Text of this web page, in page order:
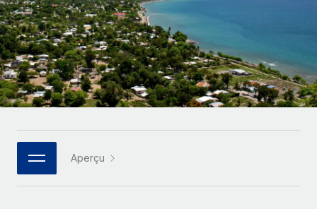
INFRASTRUCTURE
Intégration Remote
Intégrez vos RH aux flux de travail en toute simplicité
Plateforme
Des fonctions RH clés intégrées pour votre équipe
notre MCP
Intégrations
Des solutions agiles et internationales pour les RH et la
paie des entreprises en pleine croissance
Entreprises intermédiaires
Développez vos équipes avec des solutions RH sur
mesure
Les RH à l’international pour les grandes entreprises
TRAVAILLONS ENSEMBLE
APPRENDRE AVEC REMOTE
Recherche et guides
Études de cas
Glossaire RH
Descriptions de postes
Webinaires
Español
Italiano
Português (Portugal)
한국어 Aperçu